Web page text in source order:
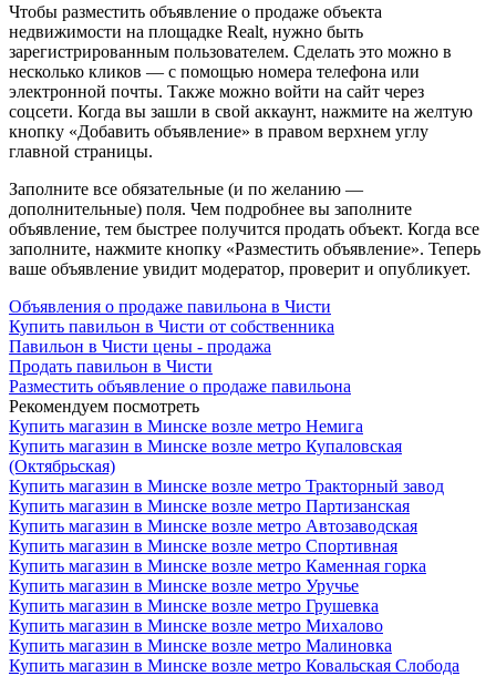
Чтобы разместить объявление о продаже объекта
недвижимости на площадке Realt, нужно быть
зарегистрированным пользователем. Сделать это можно в
несколько кликов — с помощью номера телефона или
электронной почты. Также можно войти на сайт через
соцсети. Когда вы зашли в свой аккаунт, нажмите на желтую
кнопку «Добавить объявление» в правом верхнем углу
главной страницы.
Заполните все обязательные (и по желанию —
дополнительные) поля. Чем подробнее вы заполните
объявление, тем быстрее получится продать объект. Когда все
заполните, нажмите кнопку «Разместить объявление». Теперь
ваше объявление увидит модератор, проверит и опубликует.
Объявления о продаже павильона в Чисти
Купить павильон в Чисти от собственника
Павильон в Чисти цены - продажа
Продать павильон в Чисти
Разместить объявление о продаже павильона
Рекомендуем посмотреть
Купить магазин в Минске возле метро Немига
Купить магазин в Минске возле метро Купаловская
(Октябрьская)
Купить магазин в Минске возле метро Тракторный завод
Купить магазин в Минске возле метро Партизанская
Купить магазин в Минске возле метро Автозаводская
Купить магазин в Минске возле метро Спортивная
Купить магазин в Минске возле метро Каменная горка
Купить магазин в Минске возле метро Уручье
Купить магазин в Минске возле метро Грушевка
Купить магазин в Минске возле метро Михалово
Купить магазин в Минске возле метро Малиновка
Купить магазин в Минске возле метро Ковальская Слобода